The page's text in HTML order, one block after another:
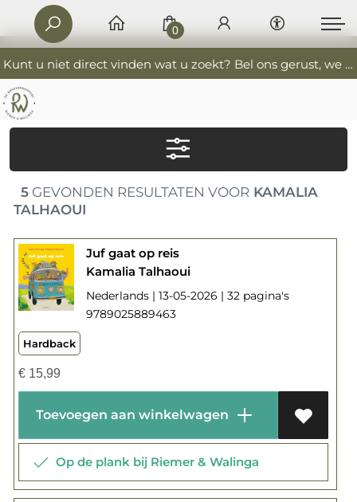
Kunt u niet direct vinden wat u zoekt? Bel ons gerust, we helpen u graag. 0341-552405 De Boekverkoopers
0
5GEVONDEN RESULTATEN VOORKAMALIA
TALHAOUI
Juf gaat op reis
Kamalia Talhaoui
Nederlands | 13-05-2026 | 32 pagina's
9789025889463
Hardback
€15,99
Toevoegen aan winkelwagen
Op de plank bij Riemer & Walinga